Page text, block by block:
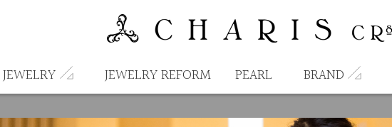
JEWELRY JEWELRY REFORM PEARL BRAND